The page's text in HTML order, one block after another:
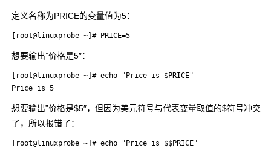
定义名称为PRICE的变量值为5：
[root@linuxprobe ~]# PRICE=5
想要输出”价格是5″：
[root@linuxprobe ~]# echo "Price is $PRICE"
Price is 5
想要输出”价格是$5″，但因为美元符号与代表变量取值的$符号冲突
了，所以报错了：
[root@linuxprobe ~]# echo "Price is $$PRICE"